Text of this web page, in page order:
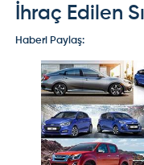
İhraç Edilen
Haberi Paylaş: